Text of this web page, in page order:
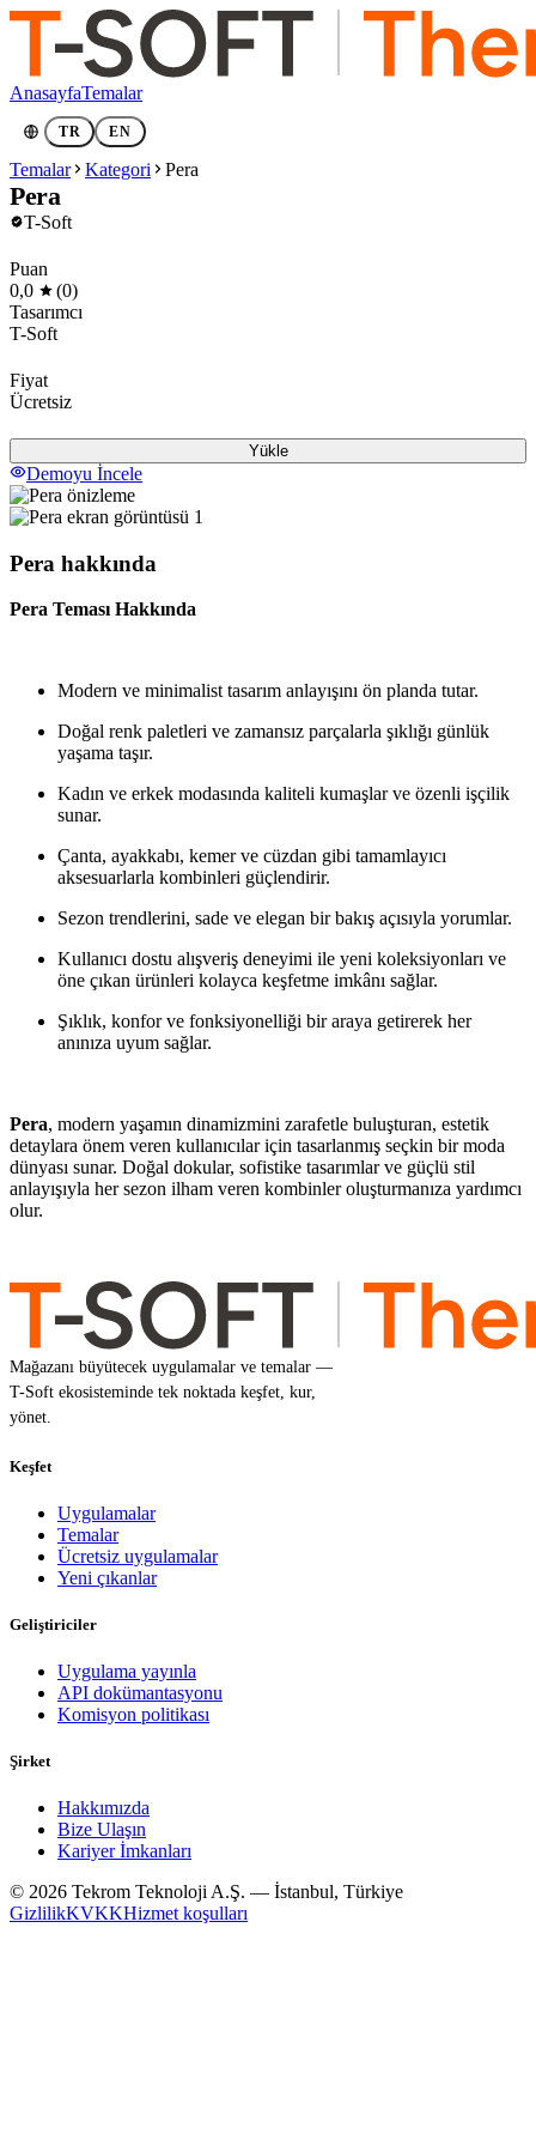
AnasayfaTemalar
TR EN
Temalar Kategori Pera
Pera
T-Soft
Puan
0,0
(0)
Tasarımcı
T-Soft
Fiyat
Ücretsiz
Yükle
Demoyu İncele
Pera hakkında
Pera Teması Hakkında
Modern ve minimalist tasarım anlayışını ön planda tutar.
Doğal renk paletleri ve zamansız parçalarla şıklığı günlük
yaşama taşır.
Kadın ve erkek modasında kaliteli kumaşlar ve özenli işçilik
sunar.
Çanta, ayakkabı, kemer ve cüzdan gibi tamamlayıcı
aksesuarlarla kombinleri güçlendirir.
Sezon trendlerini, sade ve elegan bir bakış açısıyla yorumlar.
Kullanıcı dostu alışveriş deneyimi ile yeni koleksiyonları ve
öne çıkan ürünleri kolayca keşfetme imkânı sağlar.
Şıklık, konfor ve fonksiyonelliği bir araya getirerek her
anınıza uyum sağlar.
Pera, modern yaşamın dinamizmini zarafetle buluşturan, estetik
detaylara önem veren kullanıcılar için tasarlanmış seçkin bir moda
dünyası sunar. Doğal dokular, sofistike tasarımlar ve güçlü stil
anlayışıyla her sezon ilham veren kombinler oluşturmanıza yardımcı
olur.
Mağazanı büyütecek uygulamalar ve temalar —
T-Soft ekosisteminde tek noktada keşfet, kur,
yönet.
Keşfet
Uygulamalar
Temalar
Ücretsiz uygulamalar
Yeni çıkanlar
Geliştiriciler
Uygulama yayınla
API dokümantasyonu
Komisyon politikası
Şirket
Hakkımızda
Bize Ulaşın
Kariyer İmkanları
© 2026 Tekrom Teknoloji A.Ş. — İstanbul, Türkiye
GizlilikKVKKHizmet koşulları